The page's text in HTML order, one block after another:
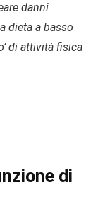
danni
dieta a basso
di attività fisica
di